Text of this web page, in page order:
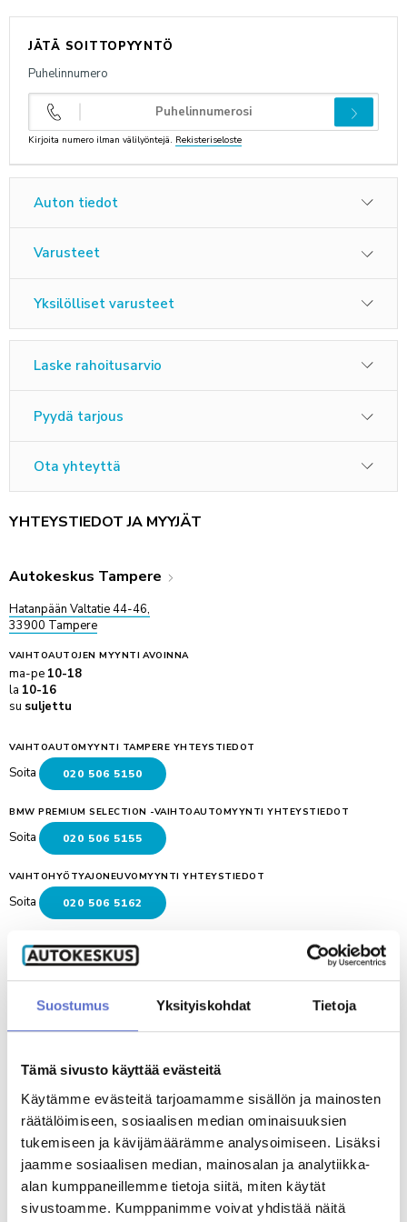
Suostumus Yksityiskohdat Tietoja
Tämä sivusto käyttää evästeitä
Käytämme evästeitä tarjoamamme sisällön ja mainosten
räätälöimiseen, sosiaalisen median ominaisuuksien
tukemiseen ja kävijämäärämme analysoimiseen. Lisäksi
jaamme sosiaalisen median, mainosalan ja analytiikka-
alan kumppaneillemme tietoja siitä, miten käytät
sivustoamme. Kumppanimme voivat yhdistää näitä
ANNA PALAUTETTA
JÄTÄ SOITTOPYYNTÖ
Puhelinnumero
Kirjoita numero ilman välilyöntejä. Rekisteriseloste
Auton tiedot
Varusteet
Yksilölliset varusteet
Laske rahoitusarvio
Pyydä tarjous
Ota yhteyttä
YHTEYSTIEDOT JA MYYJÄT
Autokeskus Tampere
Hatanpään Valtatie 44-46,
33900 Tampere
VAIHTOAUTOJEN MYYNTI AVOINNA
ma-pe 10-18
la 10-16
su suljettu
VAIHTOAUTOMYYNTI TAMPERE YHTEYSTIEDOT
Soita 020 506 5150
BMW PREMIUM SELECTION -VAIHTOAUTOMYYNTI YHTEYSTIEDOT
Soita 020 506 5155
VAIHTOHYÖTYAJONEUVOMYYNTI YHTEYSTIEDOT
Soita 020 506 5162
Jari Rikkonen
020 506 5467
Joni Kareinen
Automyyjä
020 506 5649
Varaa videotapaaminen
Jari Mäkelä
Automyyjä